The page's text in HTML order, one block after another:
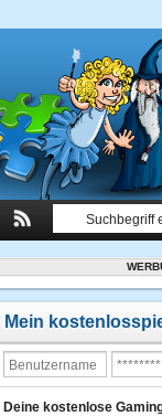
Mein
Deine kostenlose